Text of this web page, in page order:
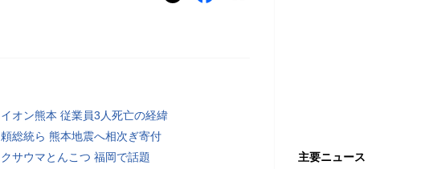
イオン熊本 従業員3人死亡の経緯
頼総統ら 熊本地震へ相次ぎ寄付
クサウマとんこつ 福岡で話題
主要ニュース